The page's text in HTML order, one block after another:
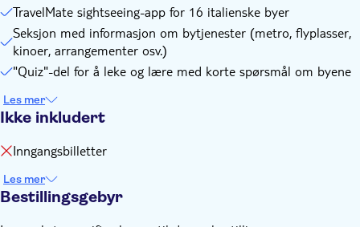
TravelMate sightseeing-app for 16 italienske byer
Seksjon med informasjon om bytjenester (metro, flyplasser,
kinoer, arrangementer osv.)
"Quiz"-del for å leke og lære med korte spørsmål om byene
Les mer
Ikke inkludert
Inngangsbilletter
Les mer
Bestillingsgebyr